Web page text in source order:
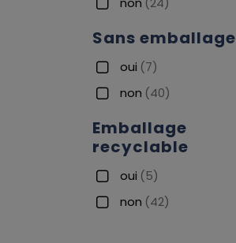
Sans emballage
oui (7)
non (40)
Emballage
recyclable
oui (5)
non (42)